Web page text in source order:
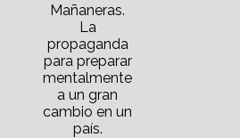
Mañaneras.
La
propaganda
para preparar
mentalmente
a un gran
cambio en un
país.